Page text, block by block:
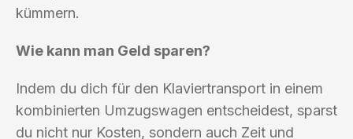
kümmern.
Wie kann man Geld sparen?
Indem du dich für den Klaviertransport in einem
kombinierten Umzugswagen entscheidest, sparst
du nicht nur Kosten, sondern auch Zeit und